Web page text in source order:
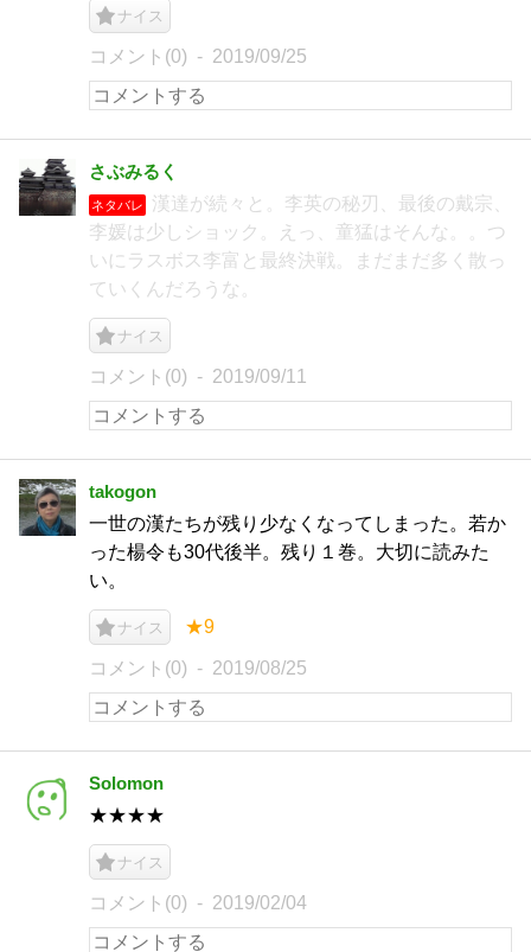
ナイス
コメント(0) 2019/09/25
さぶみるく
ネタバレ
漢達が続々と。李英の秘刃、最後の戴宗、
李媛は少しショック。えっ、童猛はそんな。。つ
いにラスボス李富と最終決戦。まだまだ多く散っ
ていくんだろうな。
ナイス
コメント(0) 2019/09/11
takogon
一世の漢たちが残り少なくなってしまった。若か
った楊令も30代後半。残り１巻。大切に読みた
い。
ナイス ★9
コメント(0) 2019/08/25
Solomon
★★★★
ナイス
コメント(0) 2019/02/04